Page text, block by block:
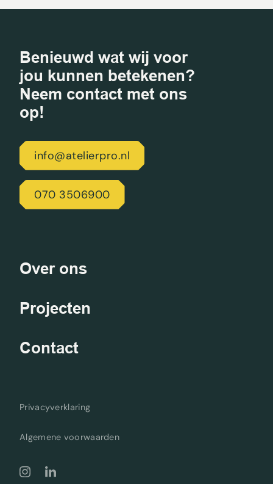
Benieuwd wat wij voor
jou kunnen betekenen?
Neem contact met ons
op!
info@atelierpro.nl
070 3506900
Over ons
Projecten
Contact
Privacyverklaring
Algemene voorwaarden